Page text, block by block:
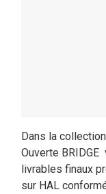
Dans la
Ouverte
livrables finaux
sur HAL